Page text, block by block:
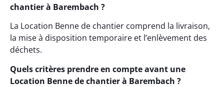
chantier à Barembach ?
La Location Benne de chantier comprend la livraison,
la mise à disposition temporaire et l’enlèvement des
déchets.
Quels critères prendre en compte avant une
Location Benne de chantier à Barembach ?